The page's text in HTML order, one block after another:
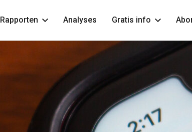
Rapporten Analyses Gratis info